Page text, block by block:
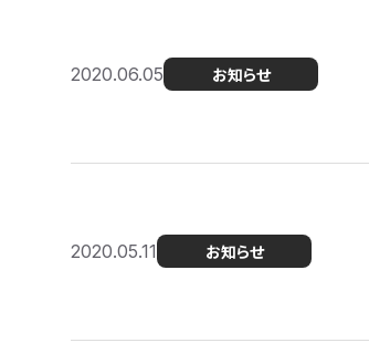
2020.06.05 お知らせ
2020.05.11 お知らせ